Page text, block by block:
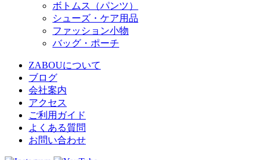
ボトムス（パンツ）
シューズ・ケア用品
ファッション小物
バッグ・ポーチ
ZABOUについて
ブログ
会社案内
アクセス
ご利用ガイド
よくある質問
お問い合わせ